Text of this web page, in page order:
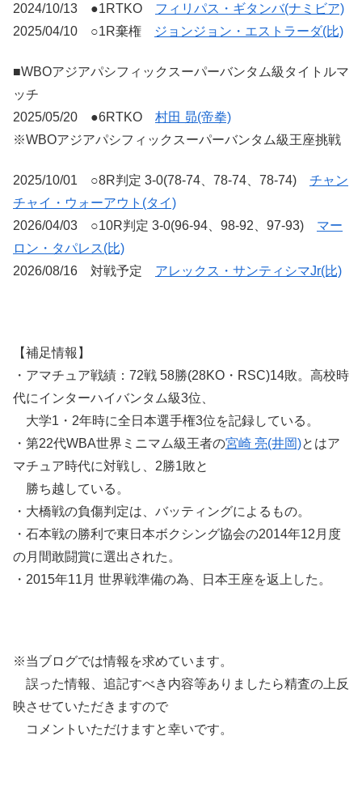
2024/10/13 ●1RTKO フィリパス・ギタンバ(ナミビア)
2025/04/10 ○1R棄権
ジョンジョン・エストラーダ(比)
■WBOアジアパシフィックスーパーバンタム級タイトルマ
ッチ
2025/05/20 ●6RTKO 村田 昴(帝拳)
※WBOアジアパシフィックスーパーバンタム級王座挑戦
2025/10/01 ○8R判定 3-0(78-74、78-74、78-74) チャン
チャイ・ウォーアウト(タイ)
2026/04/03 ○10R判定 3-0(96-94、98-92、97-93) マー
ロン・タパレス(比)
2026/08/16 対戦予定 アレックス・サンティシマJr(比)
【補足情報】
・アマチュア戦績：72戦 58勝(28KO・RSC)14敗。高校時
代にインターハイバンタム級3位、
大学1・2年時に全日本選手権3位を記録している。
・第22代WBA世界ミニマム級王者の宮崎 亮(井岡)とはア
マチュア時代に対戦し、2勝1敗と
勝ち越している。
・大橋戦の負傷判定は、バッティングによるもの。
・石本戦の勝利で東日本ボクシング協会の2014年12月度
の月間敢闘賞に選出された。
・2015年11月 世界戦準備の為、日本王座を返上した。
※当ブログでは情報を求めています。
誤った情報、追記すべき内容等ありましたら精査の上反
映させていただきますので
コメントいただけますと幸いです。